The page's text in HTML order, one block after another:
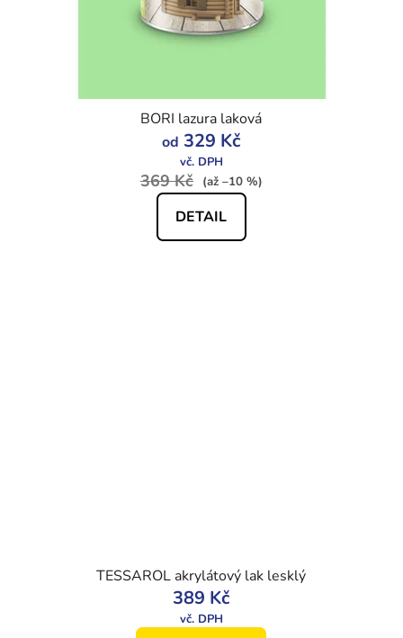
BORI lazura laková
od 329 Kč
369 Kč (až –10 %)
DETAIL
TESSAROL akrylátový lak lesklý
389 Kč